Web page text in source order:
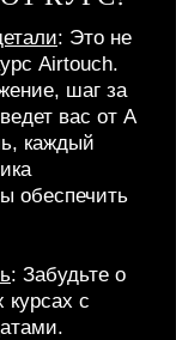
: Это не
Airtouch.
шаг за
вас от А
каждый
обеспечить
: Забудьте о
курсах с